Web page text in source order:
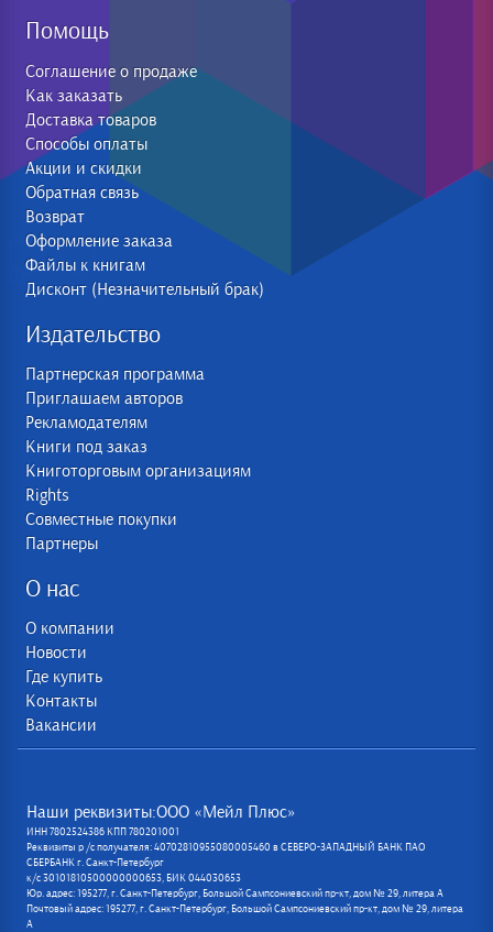
Помощь
Соглашение о продаже
Как заказать
Доставка товаров
Способы оплаты
Акции и скидки
Обратная связь
Возврат
Оформление заказа
Файлы к книгам
Дисконт (Незначительный брак)
Издательство
Партнерская программа
Приглашаем авторов
Рекламодателям
Книги под заказ
Книготорговым организациям
Rights
Совместные покупки
Партнеры
О нас
О компании
Новости
Где купить
Контакты
Вакансии
Наши реквизиты:ООО «Мейл Плюс»
ИНН 7802524386 КПП 780201001
Реквизиты р /с получателя: 40702810955080005460 в СЕВЕРО-ЗАПАДНЫЙ БАНК ПАО
СБЕРБАНК г. Санкт-Петербург
к/с 30101810500000000653, БИК 044030653
Юр. адрес: 195277, г. Санкт-Петербург, Большой Сампсониевский пр-кт, дом № 29, литера А
Почтовый адрес: 195277, г. Санкт-Петербург, Большой Сампсониевский пр-кт, дом № 29, литера
А